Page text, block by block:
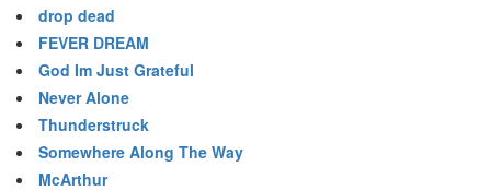
drop dead
FEVER DREAM
God Im Just Grateful
Never Alone
Thunderstruck
Somewhere Along The Way
McArthur